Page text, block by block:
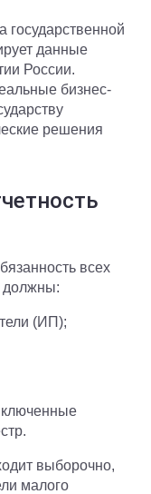
государственной
данные
России.
бизнес-
решения
всех
должны:
(ИП);
выборочно,
малого